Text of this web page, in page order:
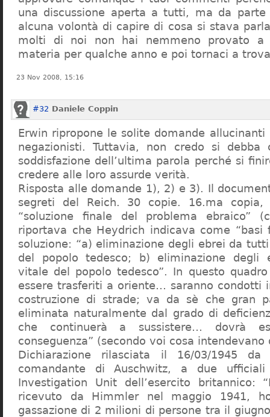
una discussione aperta a tutti, ma da parte
alcuna volontà di capire di cosa si stava
molti di noi non hai nemmeno provato a
materia per qualche anno e poi tornaci a
23 Nov 2008, 15:16
#32 Daniele Coppin
Erwin ripropone le solite domande
negazionisti. Tuttavia, non credo si debba
soddisfazione dell’ultima parola perché si
credere alle loro assurde verità.
Risposta alle domande 1), 2) e 3). Il
segreti del Reich. 30 copie. 16.ma copia,
“soluzione finale del problema ebraico”
riportava che Heydrich indicava come “basi
soluzione: “a) eliminazione degli ebrei da
del popolo tedesco; b) eliminazione degli
vitale del popolo tedesco”. In questo
essere trasferiti a oriente… saranno condotti
costruzione di strade; va da sè che gran
eliminata naturalmente dal grado di
che continuerà a sussistere… dovrà
conseguenza” (secondo voi cosa intendevano
Dichiarazione rilasciata il 16/03/1945
comandante di Auschwitz, a due
Investigation Unit dell’esercito britannico:
ricevuto da Himmler nel maggio 1941,
gassazione di 2 milioni di persone tra il